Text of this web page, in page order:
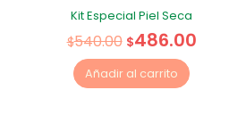
Kit Especial Piel Seca
$540.00 $486.00
Añadir al carrito